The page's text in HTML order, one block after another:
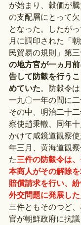
が始まり、穀価が
の支配層にとって
となった。したが
月に調印された「
民貿易の規則」第三
の地方官が一ヵ月
告して防穀を行う
めていた。防穀令
一九〇一年の間に二
その中、明治二十
察使趙秉轍、同年
かけて咸鏡道観察
年三月、黄海道観
た三件の防穀令は
本商人がその解除
賠償請求を行い、
外交問題に発展した
三件ともそのつど
官が朝鮮政府に抗